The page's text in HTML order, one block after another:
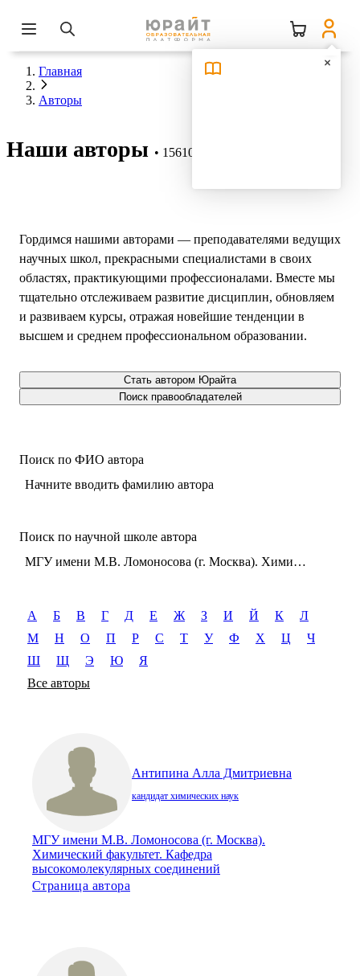
Главная
Авторы
Наши авторы 15610 авторов
Гордимся нашими авторами — преподавателями ведущих
научных школ, прекрасными специалистами в своих
областях, практикующими профессионалами. Вместе мы
тщательно отслеживаем развитие дисциплин, обновляем
и развиваем курсы, отражая новейшие тенденции в
высшем и среднем профессиональном образовании.
Стать автором Юрайта
Поиск правообладателей
Поиск по ФИО автора
Начните вводить фамилию автора
Поиск по научной школе автора
МГУ имени М.В. Ломоносова (г. Москва). Химический факультет. Кафедра высокомолекулярных соединений
А Б В Г Д Е Ж З И Й К
Л
М
Н О П Р С Т У Ф Х Ц
Ч
Ш
Щ Э Ю
Я
Все авторы
Антипина Алла Дмитриевна
кандидат химических наук
МГУ имени М.В. Ломоносова (г. Москва).
Химический факультет. Кафедра
высокомолекулярных соединений
Страница автора